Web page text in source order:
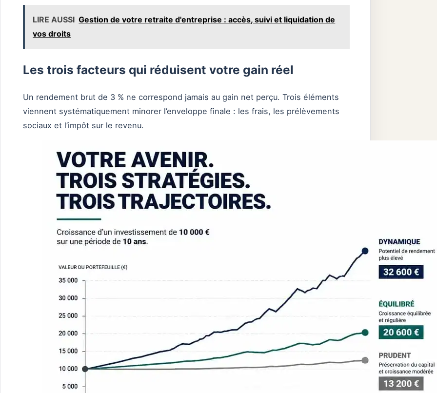
LIRE AUSSI Gestion de votre retraite d'entreprise : accès, suivi et liquidation de
vos droits
Les trois facteurs qui réduisent votre gain réel
Un rendement brut de 3 % ne correspond jamais au gain net perçu. Trois éléments
viennent systématiquement minorer l’enveloppe finale : les frais, les prélèvements
sociaux et l’impôt sur le revenu.